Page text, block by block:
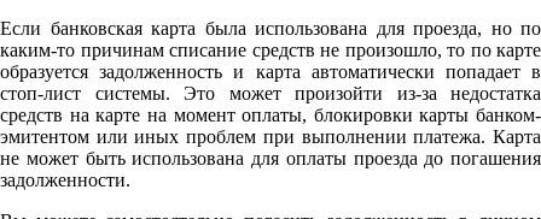
Если банковская карта была использована для проезда, но по
каким-то причинам списание средств не произошло, то по карте
образуется задолженность и карта автоматически попадает в
стоп-лист системы. Это может произойти из-за недостатка
средств на карте на момент оплаты, блокировки карты банком-
эмитентом или иных проблем при выполнении платежа. Карта
не может быть использована для оплаты проезда до погашения
задолженности.